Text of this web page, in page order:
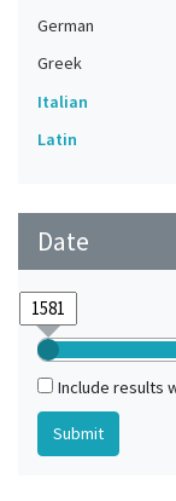
German
Greek
Italian
Latin
Date
Include results